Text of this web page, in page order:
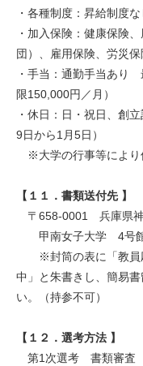
・各種制度：昇給制度
・加入保険：健康保険
団）、雇用保険、労災保
・手当：通勤手当あり
限150,000円／月）
・休日：日・祝日、創
9日から1月5日）
※大学の行事等により
【１１． 書類送付先 】
〒658-0001 兵庫県神
甲南女子大学 4号館
※封筒の表に「教員
中」と朱書きし、簡易
い。（持参不可）
【１２．選考方法 】
第1次選考 書類審査